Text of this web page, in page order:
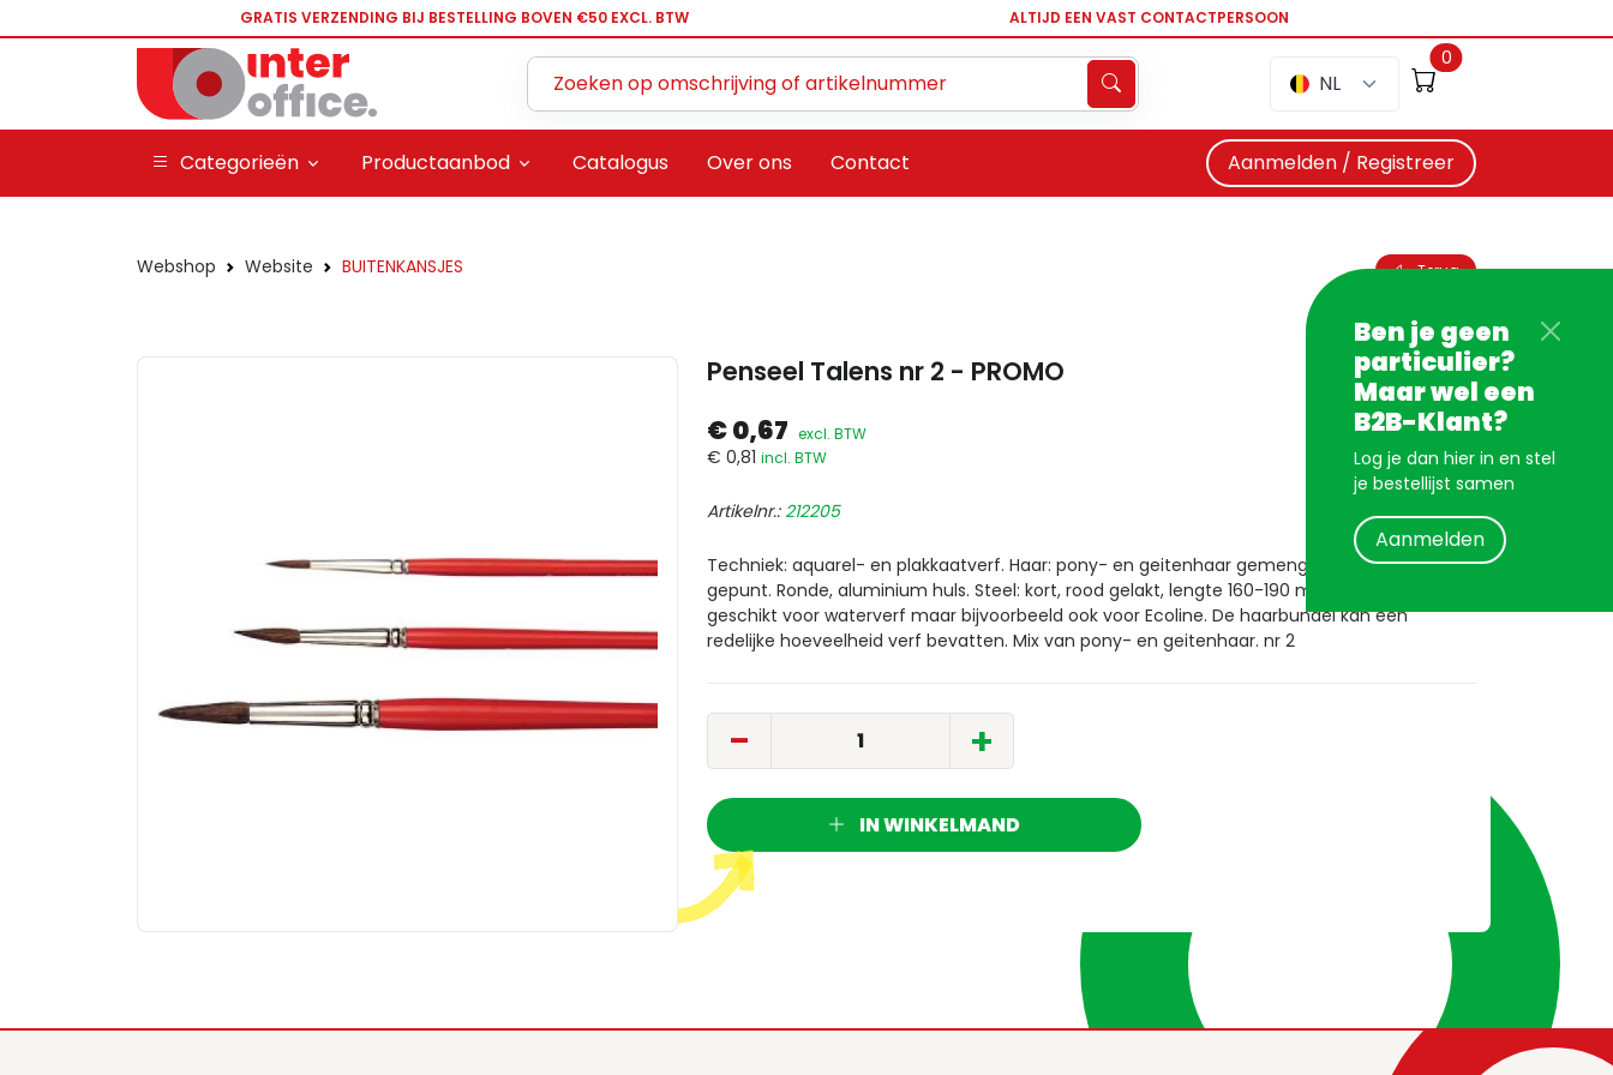
GRATIS VERZENDING BIJ BESTELLING BOVEN €50 EXCL. BTW ALTIJD EEN VAST CONTACTPERSOON
NL
0
Categorieën Productaanbod Catalogus Over ons Contact Aanmelden / Registreer
Ben je geen
particulier?
Maar wel een
B2B-Klant?
Log je dan hier in en stel
je bestellijst samen
Aanmelden
Webshop Website BUITENKANSJES Terug
Penseel Talens nr 2 - PROMO
€ 0,67 excl. BTW
€ 0,81 incl. BTW
Artikelnr.:212205
Techniek: aquarel- en plakkaatverf. Haar: pony- en geitenhaar gemengd. Vorm: rond en
gepunt. Ronde, aluminium huls. Steel: kort, rood gelakt, lengte 160-190 mm. Niet alleen
geschikt voor waterverf maar bijvoorbeeld ook voor Ecoline. De haarbundel kan een
redelijke hoeveelheid verf bevatten. Mix van pony- en geitenhaar. nr 2
- +
IN WINKELMAND